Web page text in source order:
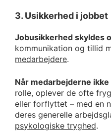
3. Usikkerhed i jobbet
Jobusikkerhed skyldes
kommunikation og tillid
medarbejdere.
Når medarbejderne
rolle, oplever de ofte
eller forflyttet – med en
deres generelle
psykologiske tryghed.